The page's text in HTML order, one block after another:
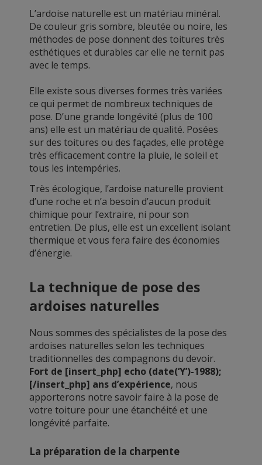
L’ardoise naturelle est un matériau minéral.
De couleur gris sombre, bleutée ou noire, les
méthodes de pose donnent des toitures très
esthétiques et durables car elle ne ternit pas
avec le temps.
Elle existe sous diverses formes très variées
ce qui permet de nombreux techniques de
pose. D’une grande longévité (plus de 100
ans) elle est un matériau de qualité. Posées
sur des toitures ou des façades, elle protège
très efficacement contre la pluie, le soleil et
tous les intempéries.
Très écologique, l’ardoise naturelle provient
d’une roche et n’a besoin d’aucun produit
chimique pour l’extraire, ni pour son
entretien. De plus, elle est un excellent isolant
thermique et vous fera faire des économies
d’énergie.
La technique de pose des
ardoises naturelles
Nous sommes des spécialistes de la pose des
ardoises naturelles selon les techniques
traditionnelles des compagnons du devoir.
Fort de [insert_php] echo (date(‘Y’)-1988);
[/insert_php] ans d’expérience, nous
apporterons notre savoir faire à la pose de
votre toiture pour une étanchéité et une
longévité parfaite.
La préparation de la charpente